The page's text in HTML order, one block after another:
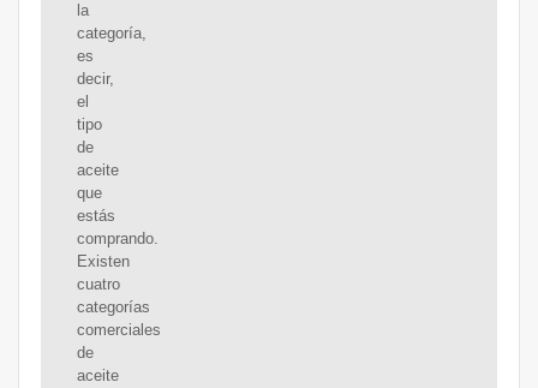
la
categoría,
es
decir,
el
tipo
de
aceite
que
estás
comprando.
Existen
cuatro
categorías
comerciales
de
aceite